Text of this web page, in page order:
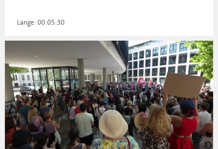
Länge: 00:05:30